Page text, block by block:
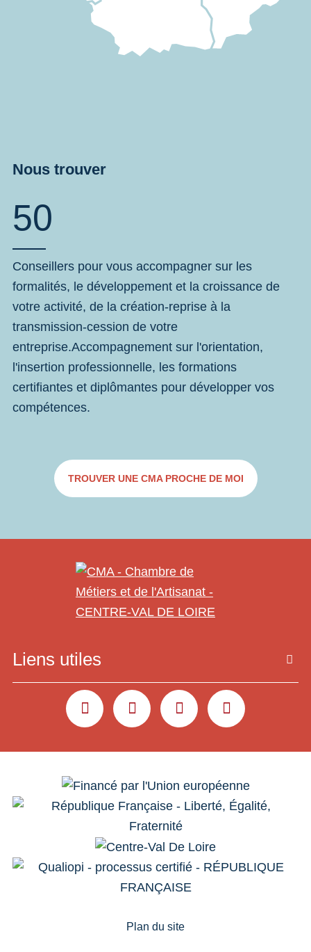
Nous trouver
50
Conseillers pour vous accompagner sur les
formalités, le développement et la croissance de
votre activité, de la création-reprise à la
transmission-cession de votre
entreprise.Accompagnement sur l'orientation,
l'insertion professionnelle, les formations
certifiantes et diplômantes pour développer vos
compétences.
TROUVER UNE CMA PROCHE DE MOI
Liens utiles
YOUTUBELINKEDININSTAGRAMFACEBOOK
Plan du site